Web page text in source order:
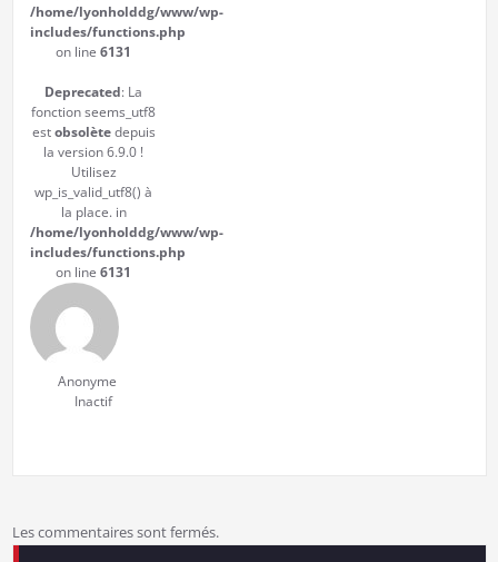
/home/lyonholddg/www/wp-
includes/functions.php
on line 6131
Deprecated: La
fonction seems_utf8
estobsolètedepuis
la version 6.9.0 !
Utilisez
wp_is_valid_utf8() à
la place. in
/home/lyonholddg/www/wp-
includes/functions.php
on line 6131
Anonyme
Inactif
Les commentaires sont fermés.